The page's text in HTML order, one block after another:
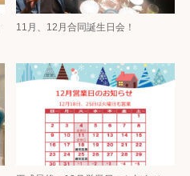
11月、12月合同誕生日会！